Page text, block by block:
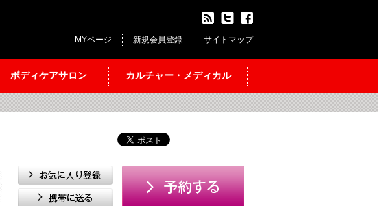
サイトマップ
新規会員登録
MYページ
ボディケアサロン カルチャー・メディカル